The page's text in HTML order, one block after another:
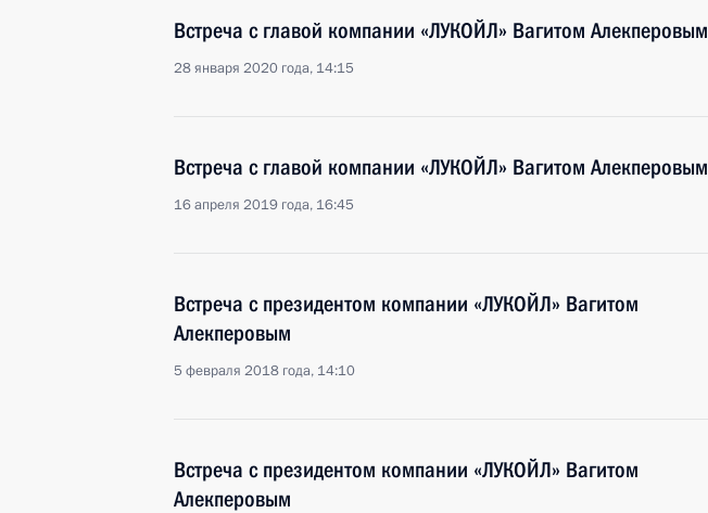
Встреча с главой компании «ЛУКОЙЛ» Вагитом Алекперовым
28 января 2020 года, 14:15
Встреча с главой компании «ЛУКОЙЛ» Вагитом Алекперовым
16 апреля 2019 года, 16:45
Встреча с президентом компании «ЛУКОЙЛ» Вагитом
Алекперовым
5 февраля 2018 года, 14:10
Встреча с президентом компании «ЛУКОЙЛ» Вагитом
Алекперовым